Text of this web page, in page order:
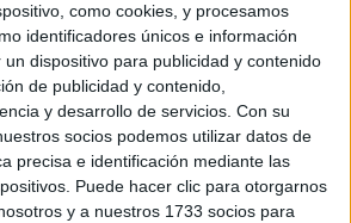
como cookies, y procesamos
identificadores únicos e información
dispositivo para publicidad y contenido
de publicidad y contenido,
y desarrollo de servicios. Con su
socios podemos utilizar datos de
precisa e identificación mediante las
Puede hacer clic para otorgarnos
y a nuestros 1733 socios para
toda mi vida estudiando y viviendo
modo, decir a mi familia a mis 25
dos años más mientras mi madre
(aunque gracias a las becas voy
me haría sentir avergonzado. He
que resultó no gustarme, para luego
carrera que de nuevo no es lo que